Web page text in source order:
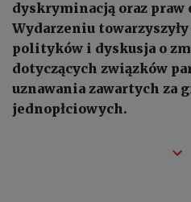
dyskryminacją oraz praw
Wydarzeniu
polityków i dyskusja o
dotyczących związków
uznawania zawartych za
jednopłciowych.